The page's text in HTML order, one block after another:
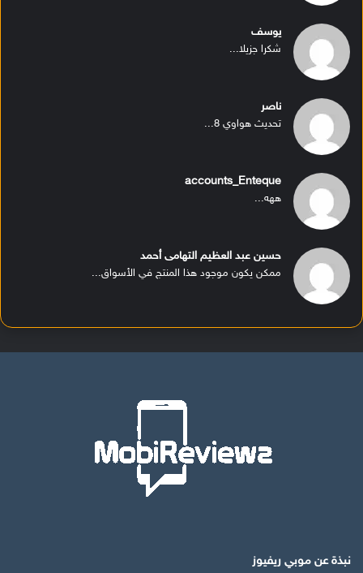
يوسف
شكرا جزيلا...
ناصر
تحديث هواوي 8...
accounts_Enteque
ههه...
حسين عبد العظيم التهامى أحمد
ممكن يكون موجود هذا المنتج في الأسواق...
نبذة عن موبي ريفيوز